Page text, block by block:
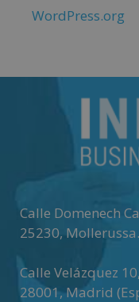
WordPress.org
Calle Domenech
25230, Mollerussa.
Calle Velázquez
28001,Madrid